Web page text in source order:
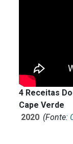
4 Receitas
Cape Verde
2020 (Fonte: